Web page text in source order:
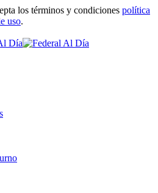
los términos y condiciones política
uso.